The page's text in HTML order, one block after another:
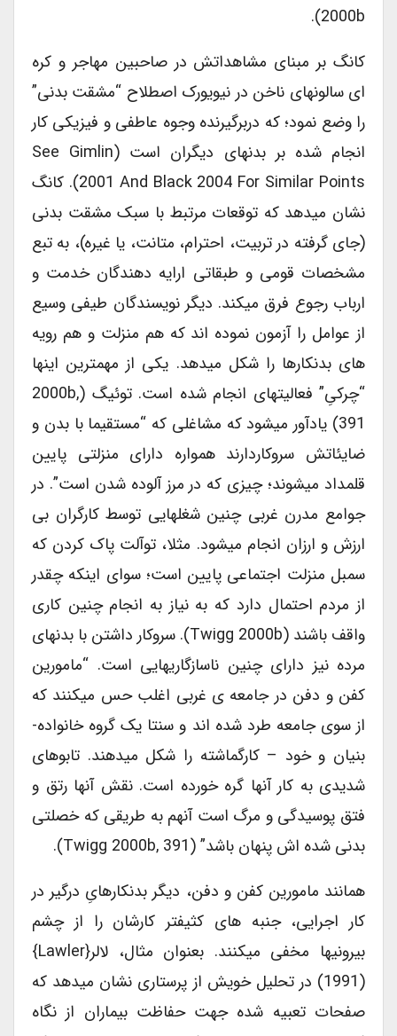
2000b).
کانگ بر مبنای مشاهداتش در صاحبین مهاجر و کره
ای سالونهای ناخن در نیویورک اصطلاح “مشقت بدنی”
را وضع نمود؛ که دربرگیرنده وجوه عاطفی و فیزیکی کار
انجام شده بر بدنهای دیگران است (see Gimlin
2001 And Black 2004 For Similar Points). کانگ
نشان میدهد که توقعات مرتبط با سبک مشقت بدنی
(جای گرفته در تربیت، احترام، متانت، یا غیره)، به تبع
مشخصات قومی و طبقاتی ارایه دهندگان خدمت و
ارباب رجوع فرق میکند. دیگر نویسندگان طیفی وسیع
از عوامل را آزمون نموده اند که هم منزلت و هم رویه
های بدنکارها را شکل میدهد. یکی از مهمترین اینها
“چرکیِ” فعالیتهای انجام شده است. توئیگ (2000b,
391) یادآور میشود که مشاغلی که “مستقیما با بدن و
ضایئاتش سروکاردارند همواره دارای منزلتی پایین
قلمداد میشوند؛ چیزی که در مرز آلوده شدن است”. در
جوامع مدرن غربی چنین شغلهایی توسط کارگران بی
ارزش و ارزان انجام میشود. مثلا، توآلت پاک کردن که
سمبل منزلت اجتماعی پایین است؛ سوای اینکه چقدر
از مردم احتمال دارد که به نیاز به انجام چنین کاری
واقف باشند (Twigg 2000b). سروکار داشتن با بدنهای
مرده نیز دارای چنین ناسازگاریهایی است. “مامورین
کفن و دفن در جامعه ی غربی اغلب حس میکنند که
از سوی جامعه طرد شده اند و سنتا یک گروه خانواده-
بنیان و خود – کارگماشته را شکل میدهند. تابوهای
شدیدی به کار آنها گره خورده است. نقش آنها رتق و
فتق پوسیدگی و مرگ است آنهم به طریقی که خصلتی
بدنی شده اش پنهان باشد” (Twigg 2000b, 391).
همانند مامورین کفن و دفن، دیگر بدنکارهایِ درگیر در
کار اجرایی، جنبه های کثیفتر کارشان را از چشم
بیرونیها مخفی میکنند. بعنوان مثال، لالر{Lawler}
(1991) در تحلیل خویش از پرستاری نشان میدهد که
صفحات تعبیه شده جهت حفاظت بیماران از نگاه